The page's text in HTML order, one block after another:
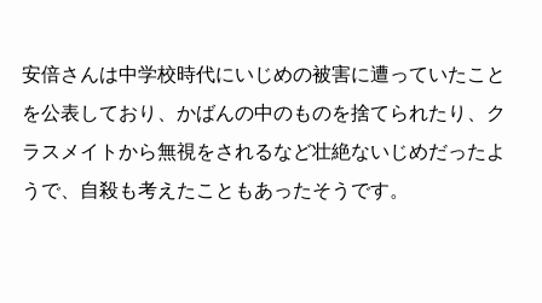
安倍さんは中学校時代にいじめの被害に遭っていたこと
を公表しており、かばんの中のものを捨てられたり、ク
ラスメイトから無視をされるなど壮絶ないじめだったよ
うで、自殺も考えたこともあったそうです。